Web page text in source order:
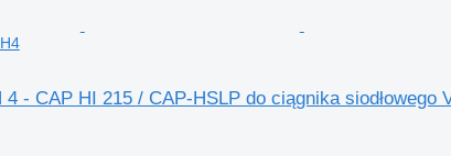
4 - CAP HI 215 / CAP-HSLP do ciągnika siodłowego